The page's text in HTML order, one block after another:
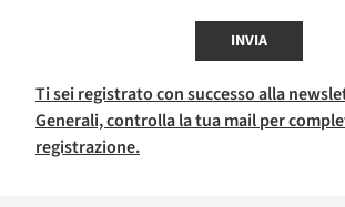
INVIA
Ti sei registrato con successo alla
Generali, controlla la tua mail per
registrazione.